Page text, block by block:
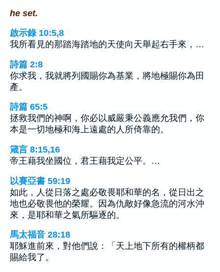
he set.
啟示錄 10:5,8
我所看見的那踏海踏地的天使向天舉起右手來，…
詩篇 2:8
你求我，我就將列國賜你為基業，將地極賜你為田
產。
詩篇 65:5
拯救我們的神啊，你必以威嚴秉公義應允我們，你
本是一切地極和海上遠處的人所倚靠的。
箴言 8:15,16
帝王藉我坐國位，君王藉我定公平。…
以賽亞書 59:19
如此，人從日落之處必敬畏耶和華的名，從日出之
地也必敬畏他的榮耀。因為仇敵好像急流的河水沖
來，是耶和華之氣所驅逐的。
馬太福音 28:18
耶穌進前來，對他們說：「天上地下所有的權柄都
賜給我了。